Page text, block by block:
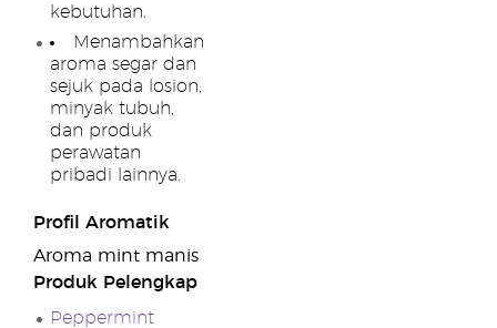
kebutuhan.
Menambahkan
aroma segar dan
sejuk pada losion,
minyak tubuh,
dan produk
perawatan
pribadi lainnya.
Profil Aromatik
Aroma mint manis
Produk Pelengkap
Peppermint